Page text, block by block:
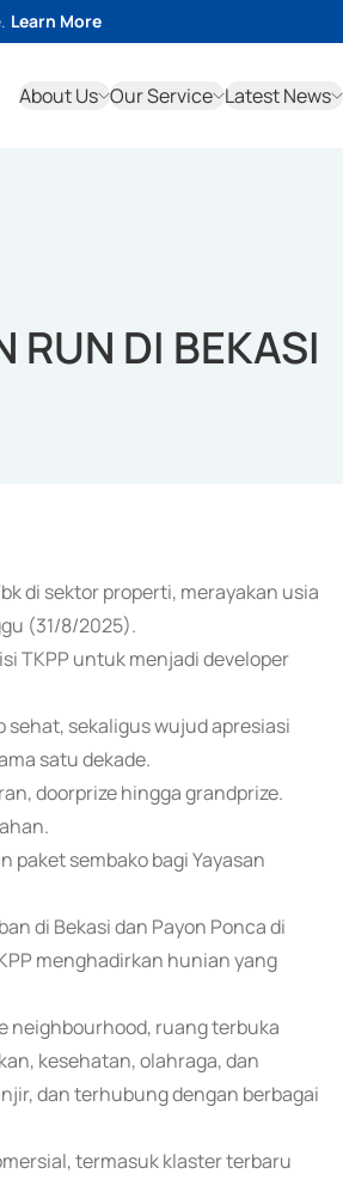
Learn More
About Us Our Service Latest News
RUN DI BEKASI
di sektor properti, merayakan usia
(31/8/2025).
TKPP untuk menjadi developer
sehat, sekaligus wujud apresiasi
satu dekade.
doorprize hingga grandprize.
paket sembako bagi Yayasan
di Bekasi dan Payon Ponca di
menghadirkan hunian yang
neighbourhood, ruang terbuka
kesehatan, olahraga, dan
dan terhubung dengan berbagai
termasuk klaster terbaru